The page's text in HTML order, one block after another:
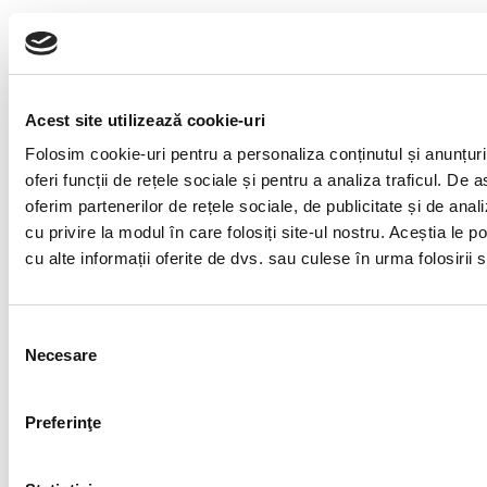
Acest site utilizează cookie-uri
Folosim cookie-uri pentru a personaliza conținutul și
oferi funcții de rețele sociale și pentru a analiza traficul. De
oferim partenerilor de rețele sociale, de publicitate și de
cu privire la modul în care folosiți site-ul nostru. Aceștia le
cu alte informații oferite de dvs. sau culese în urma folosirii
consimțământului
Necesare
Preferinţe
Protecția începe din intestin.
Protecția împotriva dezvoltării unei alergii alimentare
pesticidele utilizate astăzi au o acțiune antibiotică,
incluzând glifosatul periculos, dăunător și mereu
prezent. O dietă constant care include substanțe
chimice ce au acțiuni antibiotice cu doze mici, poate
avea un efect devastator asupra microbiomului
intestinal și poate declanșa dezvoltarea de alergii
sistemul dumneavoastră imunitar și are efect asupra
microbiomul intestinal, Clostridia, poate ajuta la